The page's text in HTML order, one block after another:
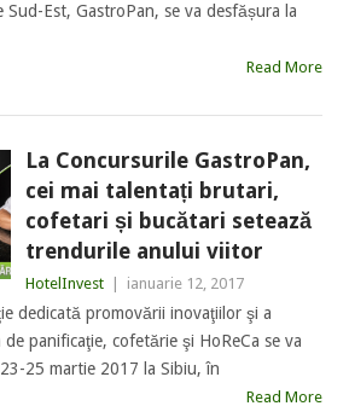
Sud-Est, GastroPan, se va desfășura la
Read More
La Concursurile GastroPan,
cei mai talentați brutari,
cofetari și bucătari setează
trendurile anului viitor
HotelInvest ianuarie 12, 2017
dedicată promovării inovaţiilor şi a
panificaţie, cofetărie şi HoReCa se va
25 martie 2017 la Sibiu, în
Read More